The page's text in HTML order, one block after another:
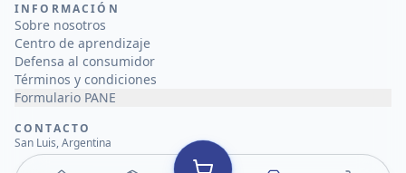
INFORMACIÓN
Sobre nosotros
Centro de aprendizaje
Defensa al consumidor
Términos y condiciones
Formulario PANE
CONTACTO
San Luis, Argentina